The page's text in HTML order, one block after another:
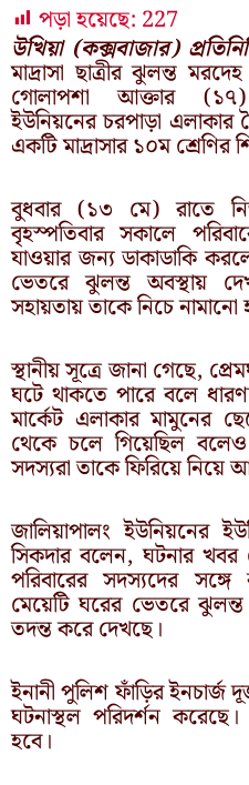
পড়া হয়েছে: 227
উখিয়া (কক্সবাজার)
মাদ্রাসা ছাত্রীর ঝুলন্ত
গোলাপশা আক্তার (১৭)
ইউনিয়নের চরপাড়া এলাকার
একটি মাদ্রাসার ১০ম শ্রেণির
বুধবার (১৩ মে) রাতে
বৃহস্পতিবার সকালে
যাওয়ার জন্য ডাকাডাকি
ভেতরে ঝুলন্ত অবস্থায়
সহায়তায় তাকে নিচে নামানো
স্থানীয় সূত্রে জানা গেছে,
ঘটে থাকতে পারে বলে
মার্কেট এলাকার মামুনের
থেকে চলে গিয়েছিল
সদস্যরা তাকে ফিরিয়ে নিয়ে
জালিয়াপালং ইউনিয়নের
সিকদার বলেন, ঘটনার খবর
পরিবারের সদস্যদের
মেয়েটি ঘরের ভেতরে
তদন্ত করে দেখছে।
ইনানী পুলিশ ফাঁড়ির ইনচার্জ
ঘটনাস্থল পরিদর্শন
হবে।